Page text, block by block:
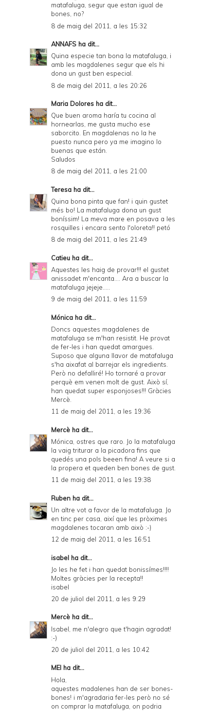
matafaluga, segur que estan igual de
bones, no?
8 de maig del 2011, a les 15:32
ANNAFS ha dit...
Quina especie tan bona la matafaluga, i
amb les magdalenes segur que els hi
dona un gust ben especial.
8 de maig del 2011, a les 20:26
Maria Dolores ha dit...
Que buen aroma haría tu cocina al
hornearlas, me gusta mucho ese
saborcito. En magdalenas no la he
puesto nunca pero ya me imagino lo
buenas que están.
Saludos
8 de maig del 2011, a les 21:00
Teresa ha dit...
Quina bona pinta que fan! i quin gustet
més bo! La matafaluga dona un gust
boníssim! La meva mare en posava a les
rosquilles i encara sento l'oloreta!! petó
8 de maig del 2011, a les 21:49
Catieu ha dit...
Aquestes les haig de provar!!! el gustet
anissadet m'encanta.... Ara a buscar la
matafaluga jejeje.....
9 de maig del 2011, a les 11:59
Mónica ha dit...
Doncs aquestes magdalenes de
matafaluga se m'han resistit. He provat
de fer-les i han quedat amargues.
Suposo que alguna llavor de matafaluga
s'ha aixafat al barrejar els ingredients.
Però no defalliré! Ho tornaré a provar
perquè em venen molt de gust. Això sí,
han quedat super esponjoses!!! Gràcies
Mercè.
11 de maig del 2011, a les 19:36
Mercè ha dit...
Mónica, ostres que raro. Jo la matafaluga
la vaig triturar a la picadora fins que
quedés una pols beeen fina! A veure si a
la propera et queden ben bones de gust.
11 de maig del 2011, a les 19:38
Ruben ha dit...
Un altre vot a favor de la matafaluga. Jo
en tinc per casa, així que les pròximes
magdalenes tocaran amb això :-)
12 de maig del 2011, a les 16:51
isabel ha dit...
Jo les he fet i han quedat bonissímes!!!!
Moltes gràcies per la recepta!!
isabel
20 de juliol del 2011, a les 9:29
Mercè ha dit...
Isabel, me n'alegro que t'hagin agradat!
:-)
20 de juliol del 2011, a les 10:42
MEI ha dit...
Hola,
aquestes madalenes han de ser bones-
bones! i m'agradaria fer-les però no sé
on comprar la matafaluga, on podria